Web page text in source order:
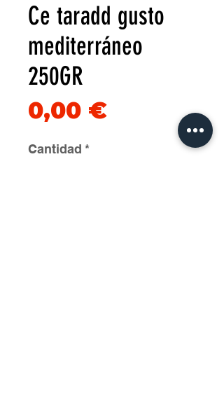
Ce taradd gusto
mediterráneo
250GR
0,00 €Precio
Cantidad *